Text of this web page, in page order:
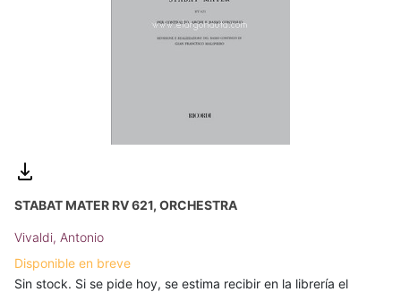
STABAT MATER RV 621, ORCHESTRA
Vivaldi, Antonio
Disponible en breve
Sin stock. Si se pide hoy, se estima recibir en la librería el